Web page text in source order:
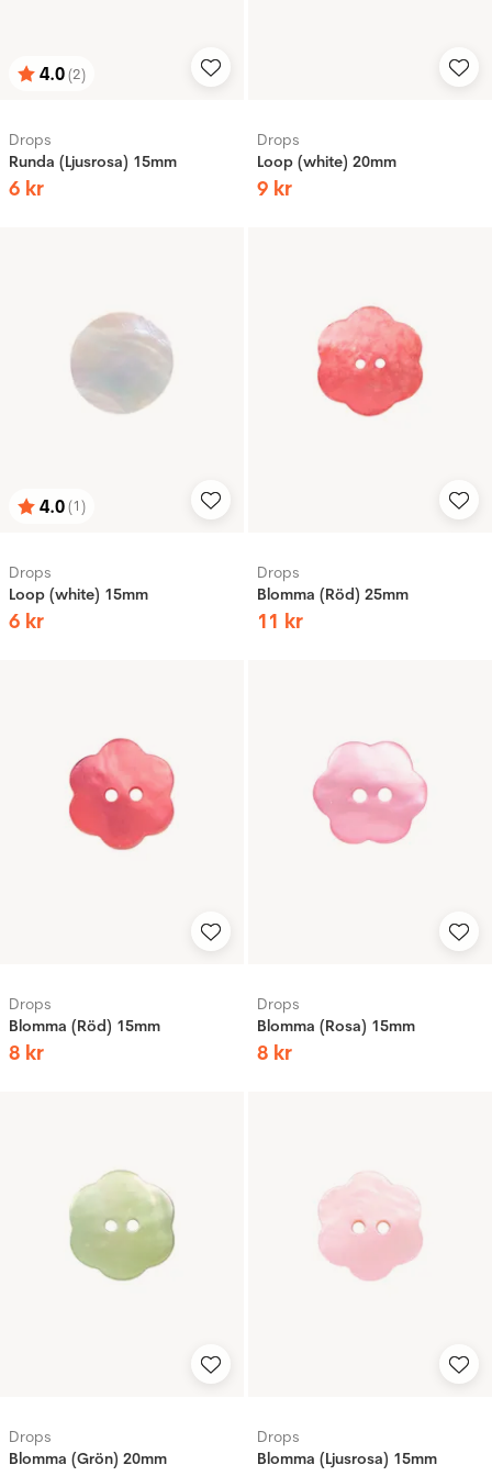
Betyg:
4.0(2)
utav 5 stjärnor
Drops
Runda (Ljusrosa) 15mm
6 kr
Drops
Loop (white) 20mm
9 kr
Betyg:
4.0(1)
utav 5 stjärnor
Drops
Loop (white) 15mm
6 kr
Drops
Blomma (Röd) 25mm
11 kr
Drops
Blomma (Röd) 15mm
8 kr
Drops
Blomma (Rosa) 15mm
8 kr
Drops
Blomma (Grön) 20mm
Drops
Blomma (Ljusrosa) 15mm